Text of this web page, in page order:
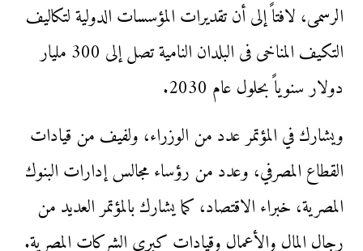
الرسمى، لافتاً إلى أن تقديرات المؤسسات الدولية لتكاليف
التكيف المناخى فى البلدان النامية تصل إلى 300 مليار
دولار سنوياً بحلول عام 2030.
ويشارك في المؤتمر عدد من الوزراء، ولفيف من قيادات
القطاع المصرفي، وعدد من رؤساء مجالس إدارات البنوك
المصرية، خبراء الاقتصاد، كما يشارك بالمؤتمر العديد من
رجال المال والأعمال وقيادات كبرى الشركات المصرية.